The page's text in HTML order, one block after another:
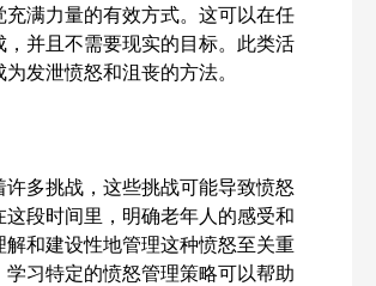
充满力量的有效方式。这可以在任
，并且不需要现实的目标。此类活
发泄愤怒和沮丧的方法。
许多挑战，这些挑战可能导致愤怒
这段时间里，明确老年人的感受和
解和建设性地管理这种愤怒至关重
学习特定的愤怒管理策略可以帮助